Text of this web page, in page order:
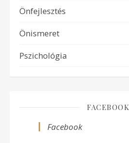
Önfejlesztés
Önismeret
Pszichológia
FACEBOOK
Facebook